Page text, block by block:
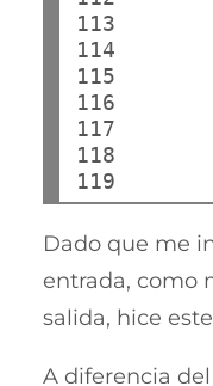
113
114
115
116
117
118
119
Dado que me
entrada, como
salida, hice
A diferencia